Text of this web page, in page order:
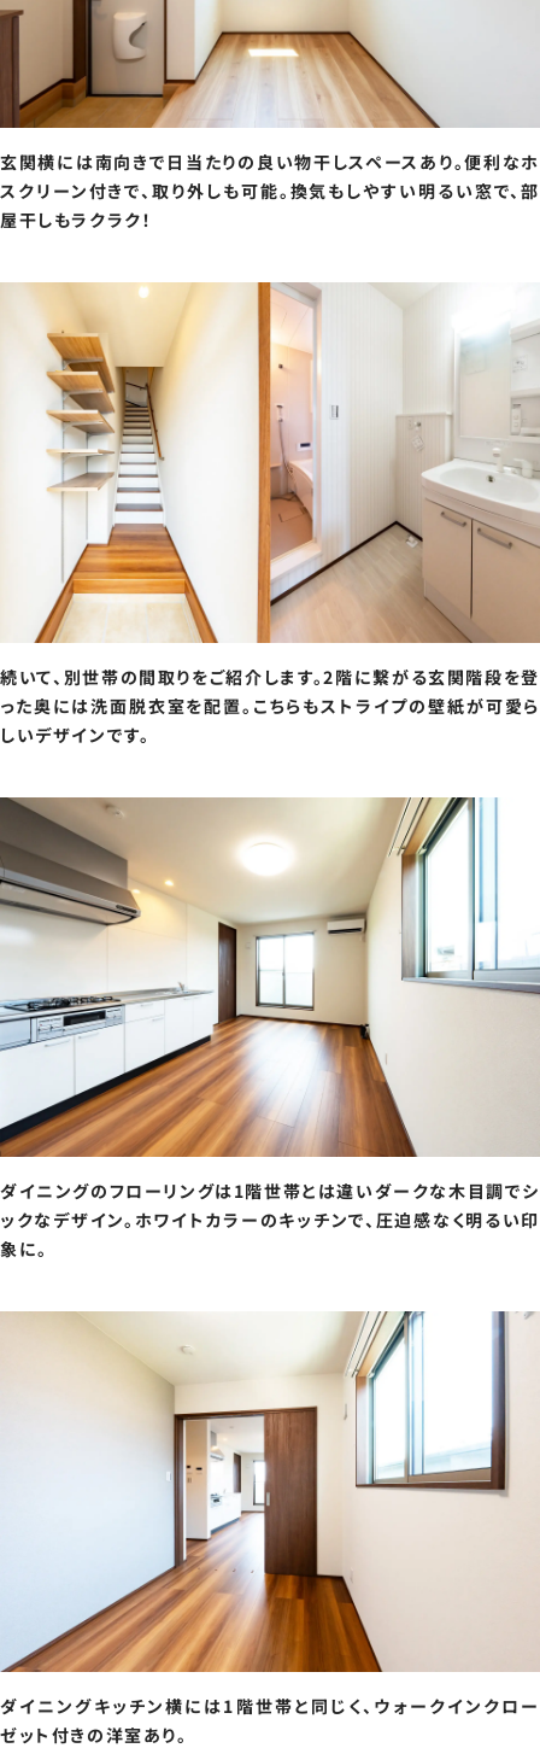
玄関横には南向きで日当たりの良い物干しスペースあり。便利なホ
スクリーン付きで、取り外しも可能。換気もしやすい明るい窓で、部
屋干しもラクラク！
続いて、別世帯の間取りをご紹介します。2階に繋がる玄関階段を登
った奥には洗面脱衣室を配置。こちらもストライプの壁紙が可愛ら
しいデザインです。
ダイニングのフローリングは1階世帯とは違いダークな木目調でシ
ックなデザイン。ホワイトカラーのキッチンで、圧迫感なく明るい印
象に。
ダイニングキッチン横には1階世帯と同じく、ウォークインクロー
ゼット付きの洋室あり。